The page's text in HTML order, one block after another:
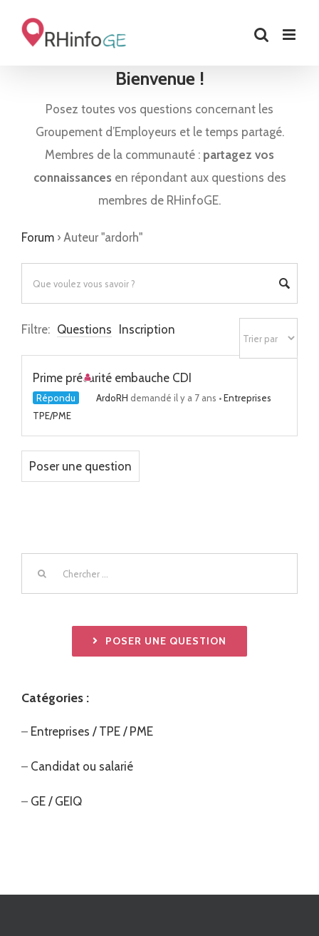
Bienvenue !
Posez toutes vos questions concernant les
Groupement d’Employeurs et le temps partagé.
Membres de la communauté : partagez vos
connaissances en répondant aux questions des
membres de RHinfoGE.
Forum › Auteur "ardorh"
Filtre: Questions Inscription
Prime précarité embauche CDI
Répondu ArdoRH demandé il y a 7 ans •Entreprises
TPE/PME
Poser une question
POSER UNE QUESTION
Catégories :
– Entreprises / TPE / PME
– Candidat ou salarié
– GE / GEIQ